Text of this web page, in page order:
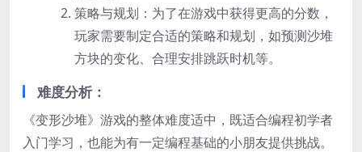
策略与规划：为了在游戏中获得更高的分数，
玩家需要制定合适的策略和规划，如预测沙堆
方块的变化、合理安排跳跃时机等。
难度分析：
《变形沙堆》游戏的整体难度适中，既适合编程初学者
入门学习，也能为有一定编程基础的小朋友提供挑战。